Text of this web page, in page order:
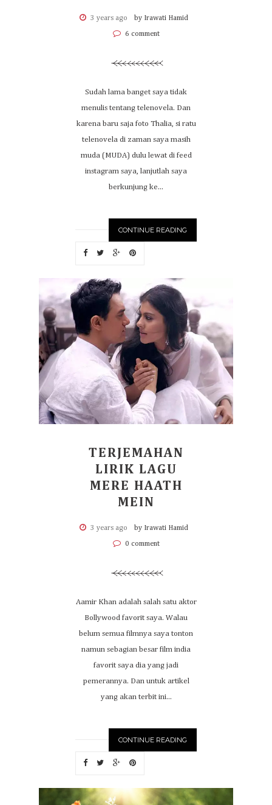
3 years ago by Irawati Hamid
6 comment
Sudah lama banget saya tidak
menulis tentang telenovela. Dan
karena baru saja foto Thalia, si ratu
telenovela di zaman saya masih
muda (MUDA) dulu lewat di feed
instagram saya, lanjutlah saya
berkunjung ke...
CONTINUE READING
TERJEMAHAN
LIRIK LAGU
MERE HAATH
MEIN
3 years ago by Irawati Hamid
0 comment
Aamir Khan adalah salah satu aktor
Bollywood favorit saya. Walau
belum semua filmnya saya tonton
namun sebagian besar film india
favorit saya dia yang jadi
pemerannya. Dan untuk artikel
yang akan terbit ini...
CONTINUE READING